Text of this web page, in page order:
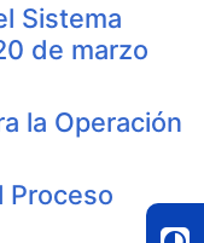
Sistema
de marzo
la Operación
Proceso